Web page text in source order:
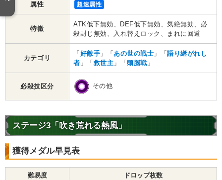
属性 超速属性
特徴
ATK低下無効、DEF低下無効、気絶無効、必
殺封じ無効、入れ替えロック、まれに回避
カテゴリ
「 好敵手 」「あの世の戦士 」「語り継がれし
者 」「 救世主 」「頭脳戦 」
必殺技区分 その他
ステージ3「吹き荒れる熱風」
獲得メダル早見表
難易度 ドロップ枚数